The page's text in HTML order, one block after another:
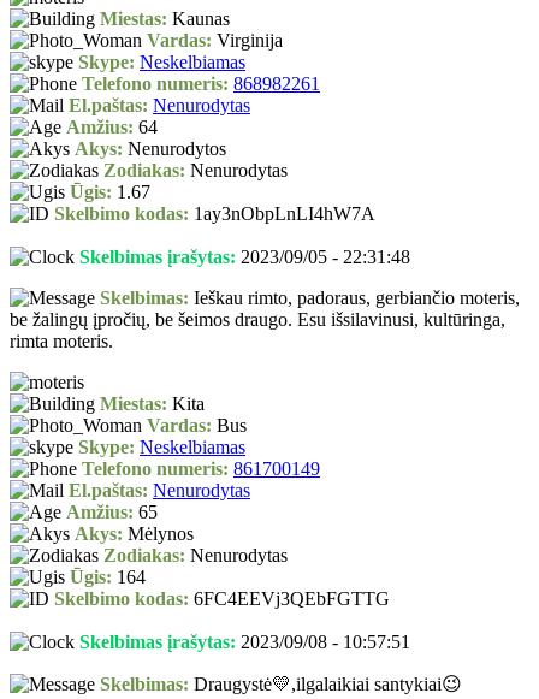
Miestas: Kaunas
Vardas: Virginija
Skype: Neskelbiamas
Telefono numeris: 868982261
El.paštas: Nenurodytas
Amžius: 64
Akys: Nenurodytos
Zodiakas: Nenurodytas
Ūgis: 1.67
Skelbimo kodas: 1ay3nObpLnLI4hW7A
Skelbimas įrašytas: 2023/09/05 - 22:31:48
Skelbimas: Ieškau rimto, padoraus, gerbiančio moteris,
be žalingų įpročių, be šeimos draugo. Esu išsilavinusi, kultūringa,
rimta moteris.
Miestas: Kita
Vardas: Bus
Skype: Neskelbiamas
Telefono numeris: 861700149
El.paštas: Nenurodytas
Amžius: 65
Akys: Mėlynos
Zodiakas: Nenurodytas
Ūgis: 164
Skelbimo kodas: 6FC4EEVj3QEbFGTTG
Skelbimas įrašytas: 2023/09/08 - 10:57:51
Skelbimas: Draugystė💛,ilgalaikiai santykiai😉